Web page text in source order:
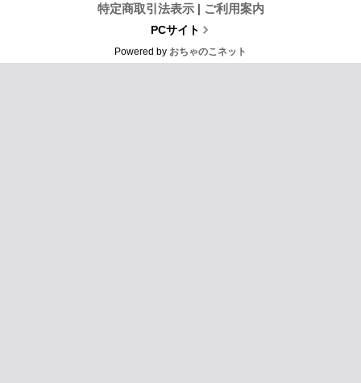
特定商取引法表示 | ご利用案内
PCサイト
Powered by おちゃのこネット